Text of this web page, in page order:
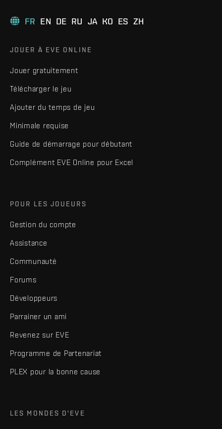
FR EN DE RU JA KO ES ZH
JOUER À EVE ONLINE
Jouer gratuitement
Télécharger le jeu
Ajouter du temps de jeu
Minimale requise
Guide de démarrage pour débutant
Complément EVE Online pour Excel
POUR LES JOUEURS
Gestion du compte
Assistance
Communauté
Forums
Développeurs
Parrainer un ami
Revenez sur EVE
Programme de Partenariat
PLEX pour la bonne cause
LES MONDES D'EVE